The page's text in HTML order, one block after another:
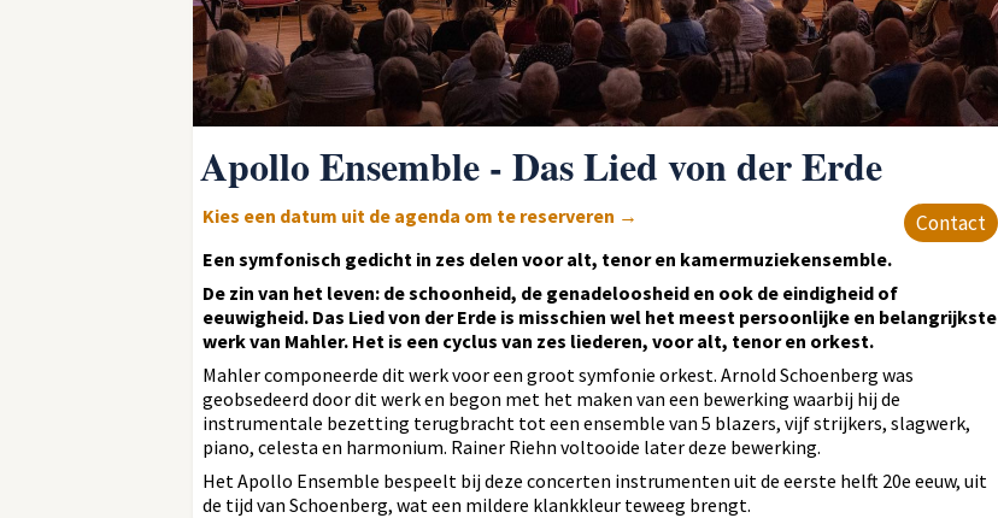
Apollo Ensemble - Das Lied von der Erde
Contact
Kies een datum uit de agenda om te reserveren →
Een symfonisch gedicht in zes delen voor alt, tenor en kamermuziekensemble.
De zin van het leven: de schoonheid, de genadeloosheid en ook de eindigheid of
eeuwigheid. Das Lied von der Erde is misschien wel het meest persoonlijke en belangrijkste
werk van Mahler. Het is een cyclus van zes liederen, voor alt, tenor en orkest.
Mahler componeerde dit werk voor een groot symfonie orkest. Arnold Schoenberg was
geobsedeerd door dit werk en begon met het maken van een bewerking waarbij hij de
instrumentale bezetting terugbracht tot een ensemble van 5 blazers, vijf strijkers, slagwerk,
piano, celesta en harmonium. Rainer Riehn voltooide later deze bewerking.
Het Apollo Ensemble bespeelt bij deze concerten instrumenten uit de eerste helft 20e eeuw, uit
de tijd van Schoenberg, wat een mildere klankkleur teweeg brengt.